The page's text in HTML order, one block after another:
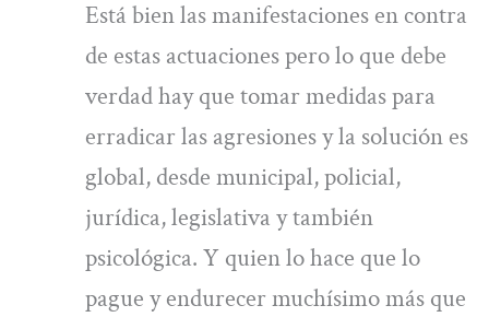
Está bien las manifestaciones en contra
de estas actuaciones pero lo que debe
verdad hay que tomar medidas para
erradicar las agresiones y la solución es
global, desde municipal, policial,
jurídica, legislativa y también
psicológica. Y quien lo hace que lo
pague y endurecer muchísimo más que